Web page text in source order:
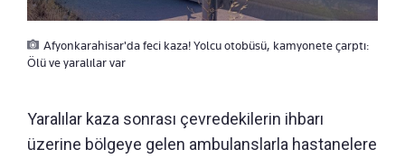
Afyonkarahisar'da feci kaza! Yolcu otobüsü, kamyonete çarptı:
Ölü ve yaralılar var
Yaralılar kaza sonrası çevredekilerin ihbarı
üzerine bölgeye gelen ambulanslarla hastanelere